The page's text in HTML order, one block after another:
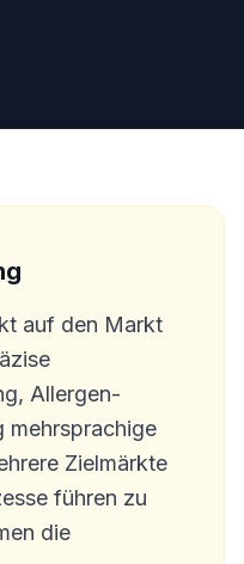
auf den Markt
Allergen-
mehrsprachige
Zielmärkte
führen zu
die